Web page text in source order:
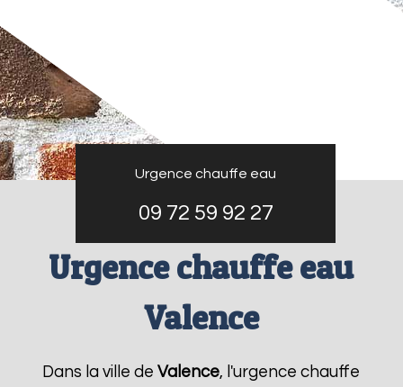
Urgence chauffe eau
09 72 59 92 27
Urgence chauffe eau
Valence
Dans la ville deValence, l'urgence chauffe